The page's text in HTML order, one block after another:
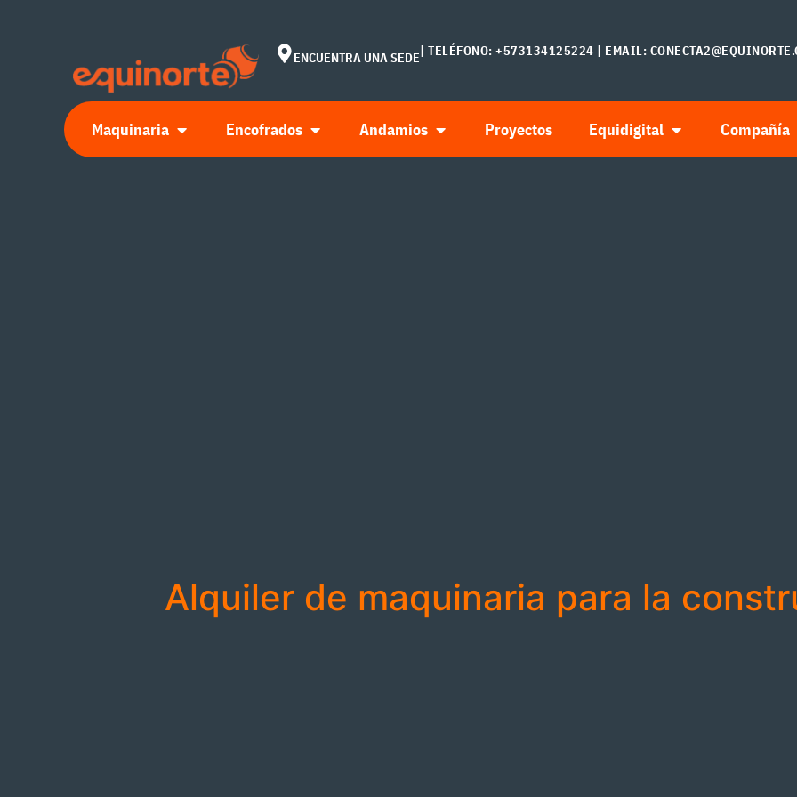
ENCUENTRA UNA SEDE| TELÉFONO: +573134125224 | EMAIL:
Maquinaria Encofrados Andamios Proyectos Equidigital Compañía
Alquiler de maquinaria para la